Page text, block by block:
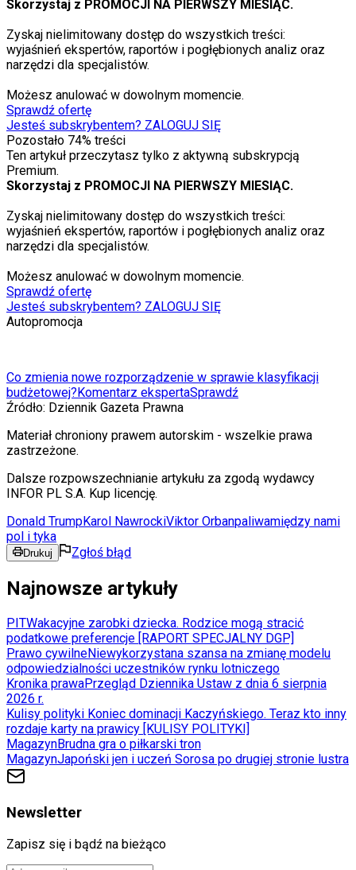
Skorzystaj z PROMOCJI NA PIERWSZY MIESIĄC.
Zyskaj nielimitowany dostęp do wszystkich treści:
wyjaśnień ekspertów, raportów i pogłębionych analiz oraz
narzędzi dla specjalistów.
Możesz anulować w dowolnym momencie.
Sprawdź ofertę
Jesteś subskrybentem? ZALOGUJ SIĘ
Pozostało 74% treści
Ten artykuł przeczytasz tylko z aktywną subskrypcją
Premium.
Skorzystaj z PROMOCJI NA PIERWSZY MIESIĄC.
Zyskaj nielimitowany dostęp do wszystkich treści:
wyjaśnień ekspertów, raportów i pogłębionych analiz oraz
narzędzi dla specjalistów.
Możesz anulować w dowolnym momencie.
Sprawdź ofertę
Jesteś subskrybentem? ZALOGUJ SIĘ
Autopromocja
Co zmienia nowe rozporządzenie w sprawie klasyfikacji
budżetowej?Komentarz ekspertaSprawdź
Źródło: Dziennik Gazeta Prawna
Materiał chroniony prawem autorskim - wszelkie prawa
zastrzeżone.
Dalsze rozpowszechnianie artykułu za zgodą wydawcy
INFOR PL S.A. Kup licencję.
Donald TrumpKarol NawrockiViktor Orbanpaliwamiędzy nami
pol i tyka
Drukuj Zgłoś błąd
Najnowsze artykuły
PITWakacyjne zarobki dziecka. Rodzice mogą stracić
podatkowe preferencje [RAPORT SPECJALNY DGP]
Prawo cywilneNiewykorzystana szansa na zmianę modelu
odpowiedzialności uczestników rynku lotniczego
Kronika prawaPrzegląd Dziennika Ustaw z dnia 6 sierpnia
2026 r.
Kulisy polityki Koniec dominacji Kaczyńskiego. Teraz kto inny
rozdaje karty na prawicy [KULISY POLITYKI]
MagazynBrudna gra o piłkarski tron
MagazynJapoński jen i uczeń Sorosa po drugiej stronie lustra
Newsletter
Zapisz się i bądź na bieżąco